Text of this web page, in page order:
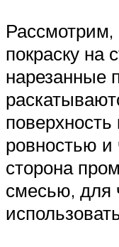
Рассмотрим,
покраску на
нарезанные
поверхность
ровностью и
сторона
смесью, для